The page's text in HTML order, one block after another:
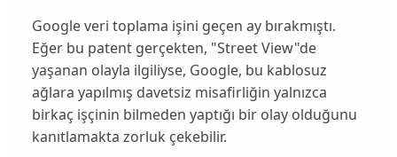
Google veri toplama işini geçen ay bırakmıştı.
Eğer bu patent gerçekten, "Street View"de
yaşanan olayla ilgiliyse, Google, bu kablosuz
ağlara yapılmış davetsiz misafirliğin yalnızca
birkaç işçinin bilmeden yaptığı bir olay olduğunu
kanıtlamakta zorluk çekebilir.